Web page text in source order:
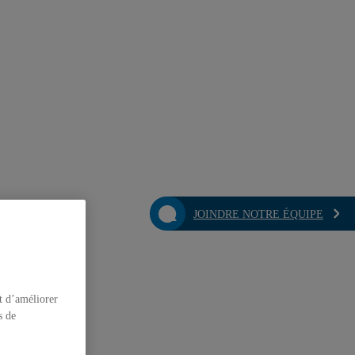
JOINDRE NOTRE ÉQUIPE
d’améliorer
de